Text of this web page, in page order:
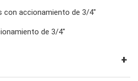
abocardadas
con accionamiento de 3/4"
de 3/4"